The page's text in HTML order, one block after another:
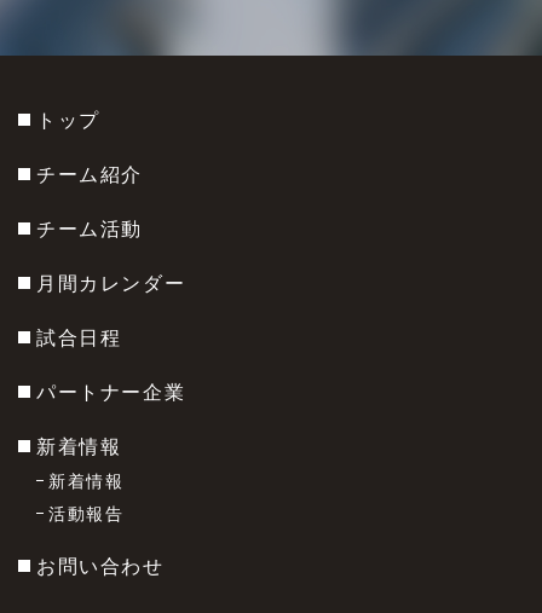
トップ
チーム紹介
チーム活動
月間カレンダー
試合日程
パートナー企業
新着情報
新着情報
活動報告
お問い合わせ